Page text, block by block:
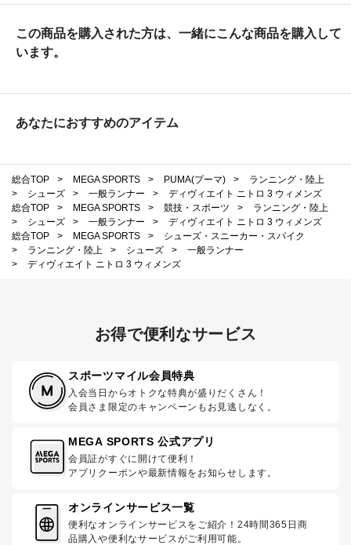
この商品を購入された方は、一緒にこんな商品を購入して
います。
あなたにおすすめのアイテム
総合TOP > MEGA SPORTS > PUMA(プーマ) >
ランニング・陸上
>
シューズ > 一般ランナー >
ディヴィエイト ニトロ 3 ウィメンズ
総合TOP
> MEGA SPORTS > 競技・スポーツ >
ランニング・陸上
>
シューズ > 一般ランナー >
ディヴィエイト ニトロ 3 ウィメンズ
総合TOP
> MEGA SPORTS >
シューズ・スニーカー・スパイク
>
ランニング・陸上 > シューズ >
一般ランナー
>
ディヴィエイト ニトロ 3 ウィメンズ
お得で便利なサービス
スポーツマイル会員特典
入会当日からオトクな特典が盛りだくさん！
会員さま限定のキャンペーンもお見逃しなく。
MEGA SPORTS 公式アプリ
会員証がすぐに開けて便利！
アプリクーポンや最新情報をお知らせします。
オンラインサービス一覧
便利なオンラインサービスをご紹介！24時間365日商
品購入や便利なサービスがご利用可能。